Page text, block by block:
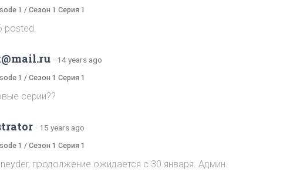
1 / Сезон 1 Серия 1
posted.
· 14 years ago
1 / Сезон 1 Серия 1
серии??
· 15 years ago
1 / Сезон 1 Серия 1
продолжение ожидается с 30 января. Админ.